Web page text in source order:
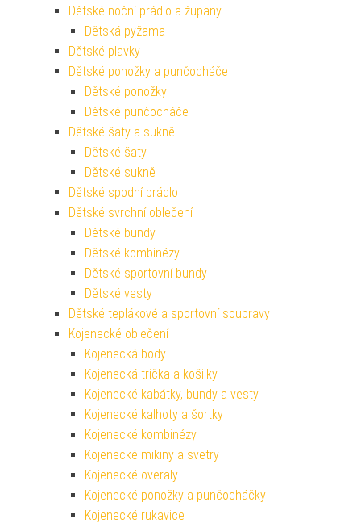
Dětské noční prádlo a župany
Dětská pyžama
Dětské plavky
Dětské ponožky a punčocháče
Dětské ponožky
Dětské punčocháče
Dětské šaty a sukně
Dětské šaty
Dětské sukně
Dětské spodní prádlo
Dětské svrchní oblečení
Dětské bundy
Dětské kombinézy
Dětské sportovní bundy
Dětské vesty
Dětské teplákové a sportovní soupravy
Kojenecké oblečení
Kojenecká body
Kojenecká trička a košilky
Kojenecké kabátky, bundy a vesty
Kojenecké kalhoty a šortky
Kojenecké kombinézy
Kojenecké mikiny a svetry
Kojenecké overaly
Kojenecké ponožky a punčocháčky
Kojenecké rukavice